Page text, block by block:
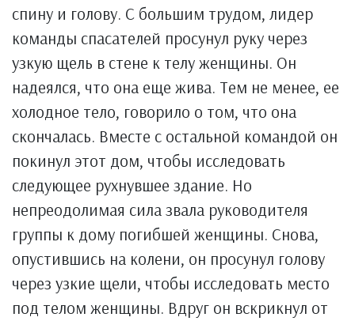
спину и голову. С большим трудом, лидер
команды спасателей просунул руку через
узкую щель в стене к телу женщины. Он
надеялся, что она еще жива. Тем не менее, ее
холодное тело, говорило о том, что она
скончалась. Вместе с остальной командой он
покинул этот дом, чтобы исследовать
следующее рухнувшее здание. Но
непреодолимая сила звала руководителя
группы к дому погибшей женщины. Снова,
опустившись на колени, он просунул голову
через узкие щели, чтобы исследовать место
под телом женщины. Вдруг он вскрикнул от